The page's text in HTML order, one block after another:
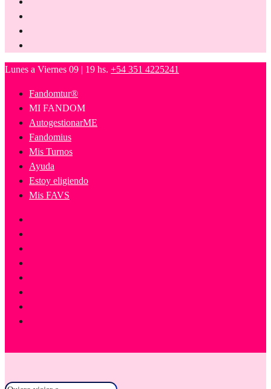
Lunes a Viernes 09 | 19 hs. +54 351 4225241
Fandomtur®
MI FANDOM
AutogestionarME
Fandomius
Mis Turnos
Ayuda
Estoy eligiendo
Mis FAVS